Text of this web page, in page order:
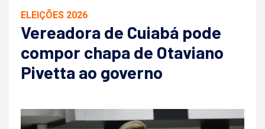
ELEIÇÕES 2026
Vereadora de Cuiabá pode
compor chapa de Otaviano
Pivetta ao governo